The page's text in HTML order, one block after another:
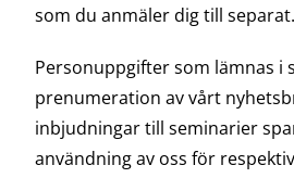
som du anmäler dig till separat.
Personuppgifter som lämnas i
prenumeration av vårt
inbjudningar till seminarier
användning av oss för